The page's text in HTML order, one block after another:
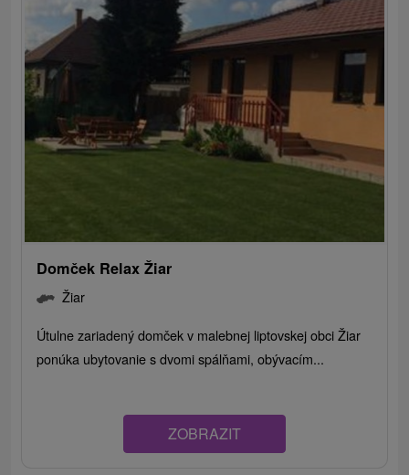
Domček Relax Žiar
Žiar
Útulne zariadený domček v malebnej liptovskej obci Žiar
ponúka ubytovanie s dvomi spálňami, obývacím...
ZOBRAZIT